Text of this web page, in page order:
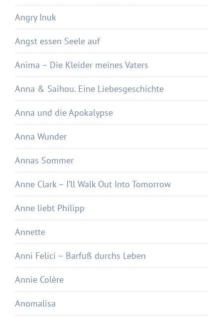
Angry Inuk
Angst essen Seele auf
Anima – Die Kleider meines Vaters
Anna & Saihou. Eine Liebesgeschichte
Anna und die Apokalypse
Anna Wunder
Annas Sommer
Anne Clark – I’ll Walk Out Into Tomorrow
Anne liebt Philipp
Annette
Anni Felici – Barfuß durchs Leben
Annie Colère
Anomalisa